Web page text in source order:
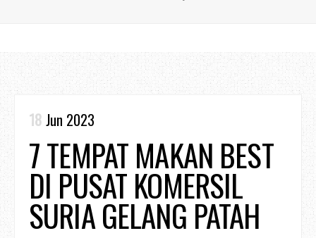
18 Jun 2023
7 TEMPAT MAKAN BEST
DI PUSAT KOMERSIL
SURIA GELANG PATAH